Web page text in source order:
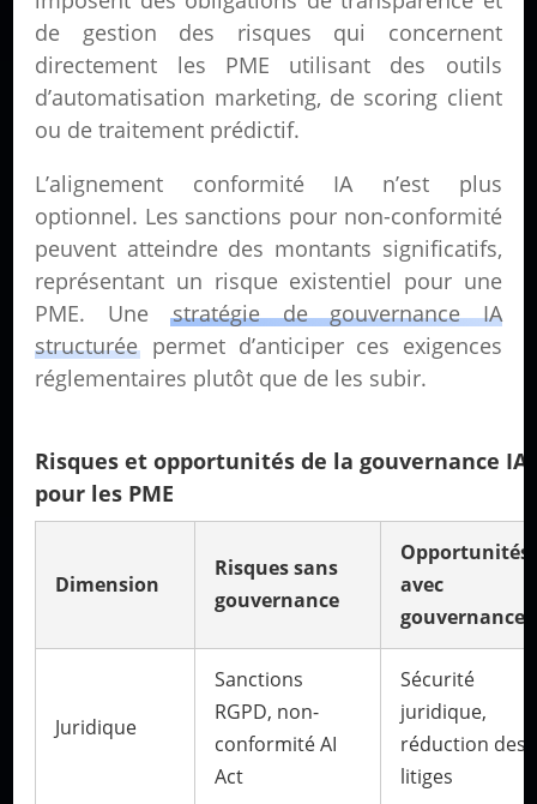
de gestion des risques qui concernent
directement les PME utilisant des outils
d’automatisation marketing, de scoring client
ou de traitement prédictif.
L’alignement conformité IA n’est plus
optionnel. Les sanctions pour non-conformité
peuvent atteindre des montants significatifs,
représentant un risque existentiel pour une
PME. Unestratégie de gouvernance IA
structurée permet d’anticiper ces exigences
réglementaires plutôt que de les subir.
Risques et opportunités de la gouvernance IA
pour les PME
Dimension
Risques sans
gouvernance
Opportunités
avec
gouvernance
Juridique
Sanctions
RGPD, non-
conformité AI
Act
Sécurité
juridique,
réduction des
litiges